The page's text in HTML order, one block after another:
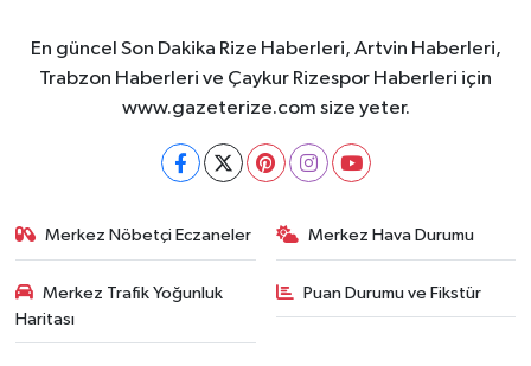
En güncel Son Dakika Rize Haberleri, Artvin Haberleri,
Trabzon Haberleri ve Çaykur Rizespor Haberleri için
www.gazeterize.com size yeter.
Merkez Nöbetçi Eczaneler Merkez Hava Durumu
Merkez Trafik Yoğunluk
Haritası
Puan Durumu ve Fikstür